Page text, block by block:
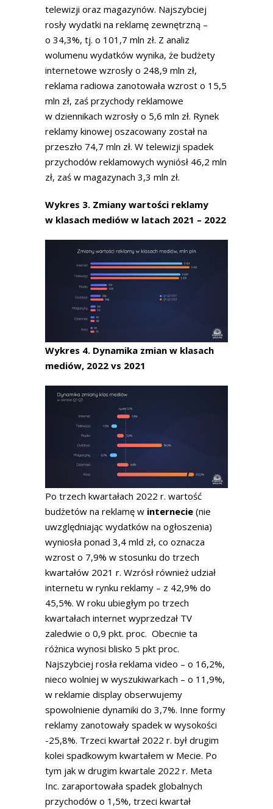
telewizji oraz magazynów. Najszybciej
rosły wydatki na reklamę zewnętrzną –
o 34,3%, tj. o 101,7 mln zł. Z analiz
wolumenu wydatków wynika, że budżety
internetowe wzrosły o 248,9 mln zł,
reklama radiowa zanotowała wzrost o 15,5
mln zł, zaś przychody reklamowe
w dziennikach wzrosły o 5,6 mln zł. Rynek
reklamy kinowej oszacowany został na
przeszło 74,7 mln zł. W telewizji spadek
przychodów reklamowych wyniósł 46,2 mln
zł, zaś w magazynach 3,3 mln zł.
Wykres 3. Zmiany wartości reklamy
w klasach mediów w latach 2021 – 2022
Wykres 4. Dynamika zmian w klasach
mediów, 2022 vs 2021
Po trzech kwartałach 2022 r. wartość
budżetów na reklamę w internecie (nie
uwzględniając wydatków na ogłoszenia)
wyniosła ponad 3,4 mld zł, co oznacza
wzrost o 7,9% w stosunku do trzech
kwartałów 2021 r. Wzrósł również udział
internetu w rynku reklamy – z 42,9% do
45,5%. W roku ubiegłym po trzech
kwartałach internet wyprzedzał TV
zaledwie o 0,9 pkt. proc. Obecnie ta
różnica wynosi blisko 5 pkt proc.
Najszybciej rosła reklama video – o 16,2%,
nieco wolniej w wyszukiwarkach – o 11,9%,
w reklamie display obserwujemy
spowolnienie dynamiki do 3,7%. Inne formy
reklamy zanotowały spadek w wysokości
-25,8%. Trzeci kwartał 2022 r. był drugim
kolei spadkowym kwartałem w Mecie. Po
tym jak w drugim kwartale 2022 r. Meta
Inc. zaraportowała spadek globalnych
przychodów o 1,5%, trzeci kwartał